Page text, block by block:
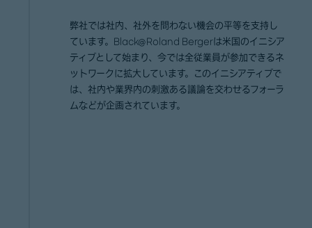
弊社では社内、社外を問わない機会の平等を支持し
ています。Black@Roland Bergerは米国のイニシア
ティブとして始まり、今では全従業員が参加できるネ
ットワークに拡大しています。このイニシアティブで
は、社内や業界内の刺激ある議論を交わせるフォーラ
ムなどが企画されています。